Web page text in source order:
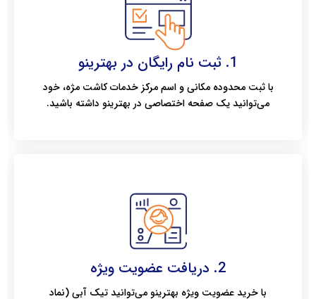
1. ثبت نام رایگان در بهترینو
با ثبت محدوده مکانی و اسم مرکز خدمات کاشت مژه، خود
می‌توانید یک صفحه اختصاصی در بهترینو داشته باشید.
2. دریافت عضویت ویژه
با خرید عضویت ویژه بهترینو می‌توانید تیک آبی (نماد